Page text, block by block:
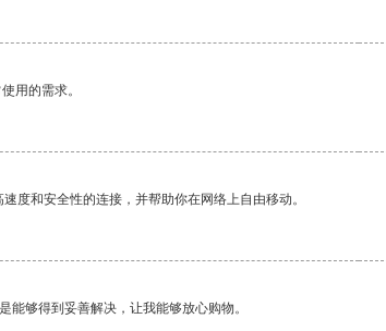
用的需求。
度和安全性的连接，并帮助你在网络上自由移动。
够得到妥善解决，让我能够放心购物。